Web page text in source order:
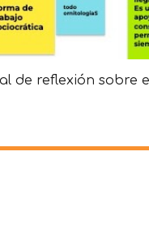
de reflexión sobre